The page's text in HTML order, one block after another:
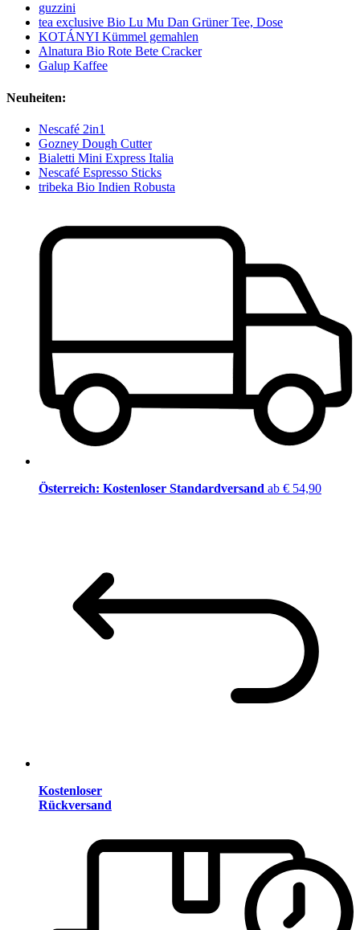
guzzini
tea exclusive Bio Lu Mu Dan Grüner Tee, Dose
KOTÁNYI Kümmel gemahlen
Alnatura Bio Rote Bete Cracker
Galup Kaffee
Neuheiten:
Nescafé 2in1
Gozney Dough Cutter
Bialetti Mini Express Italia
Nescafé Espresso Sticks
tribeka Bio Indien Robusta
Österreich: Kostenloser Standardversand ab € 54,90
Kostenloser
Rückversand